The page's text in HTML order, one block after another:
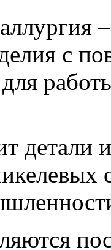
с
детали